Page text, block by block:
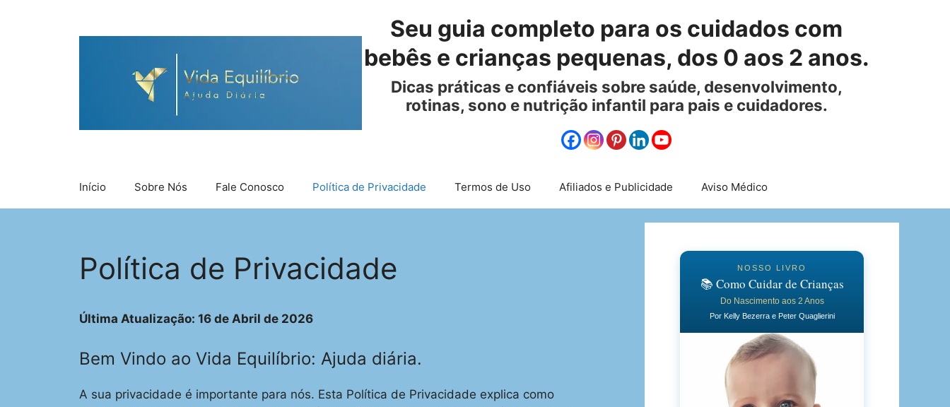
Seu guia completo para os cuidados com
bebês e crianças pequenas, dos 0 aos 2 anos.
Dicas práticas e confiáveis ​​sobre saúde, desenvolvimento,
rotinas, sono e nutrição infantil para pais e cuidadores.
Bebês
Crianças:
Guia
Babá
Profissional
Início Sobre Nós Fale Conosco Política de Privacidade Termos de Uso Afiliados e Publicidade Aviso Médico
Política de Privacidade
Última Atualização: 16 de Abril de 2026
Bem Vindo ao Vida Equilíbrio: Ajuda diária.
A sua privacidade é importante para nós. Esta Política de Privacidade explica como
NOSSO LIVRO
📚 Como Cuidar de Crianças
Do Nascimento aos 2 Anos
Por Kelly Bezerra e Peter Quaglierini